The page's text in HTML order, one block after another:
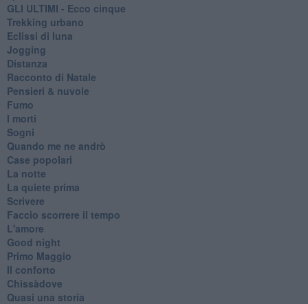
GLI ULTIMI - Ecco cinque
Trekking urbano
Eclissi di luna
Jogging
Distanza
Racconto di Natale
Pensieri & nuvole
Fumo
I morti
Sogni
Quando me ne andrò
Case popolari
La notte
La quiete prima
Scrivere
Faccio scorrere il tempo
L'amore
Good night
Primo Maggio
Il conforto
Chissàdove
Quasi una storia